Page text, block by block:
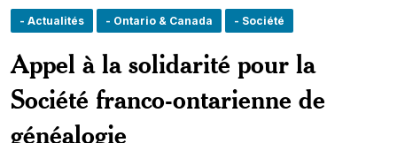
- Actualités - Ontario & Canada - Société
Appel à la solidarité pour la
Société franco-ontarienne de
généalogie